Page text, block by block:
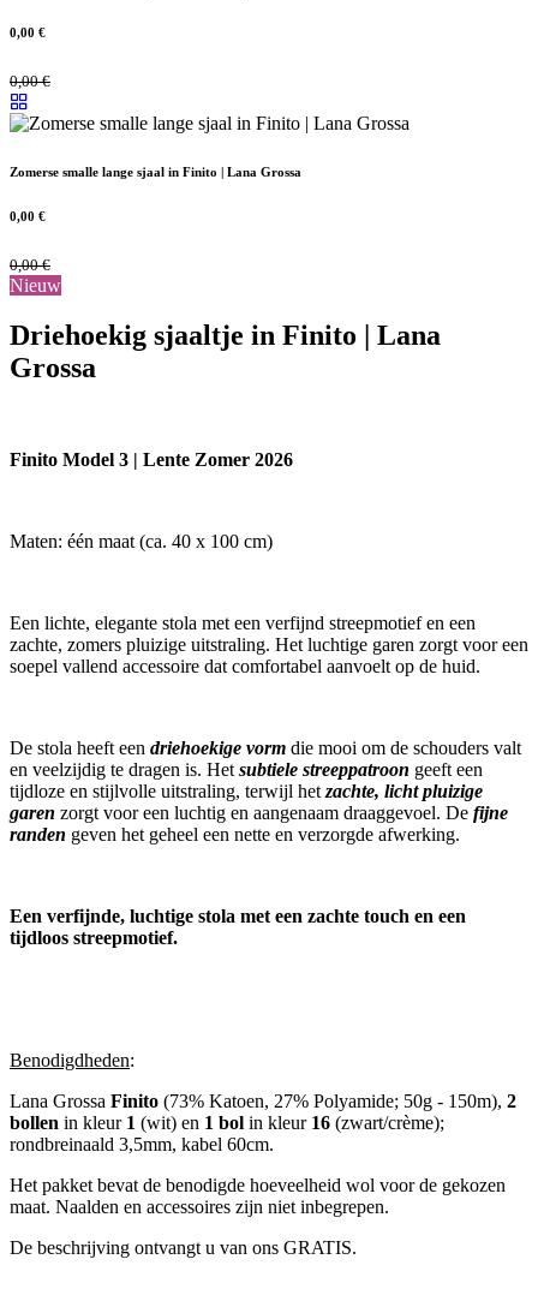
0,00 €
0,00€
Zomerse smalle lange sjaal in Finito | Lana Grossa
0,00 €
0,00€
Nieuw
Driehoekig sjaaltje in Finito | Lana
Grossa
Finito Model 3 | Lente Zomer 2026
Maten: één maat (ca. 40 x 100 cm)
Een lichte, elegante stola met een verfijnd streepmotief en een
zachte, zomers pluizige uitstraling. Het luchtige garen zorgt voor een
soepel vallend accessoire dat comfortabel aanvoelt op de huid.
De stola heeft een driehoekige vorm die mooi om de schouders valt
en veelzijdig te dragen is. Het subtiele streeppatroon geeft een
tijdloze en stijlvolle uitstraling, terwijl het zachte, licht pluizige
garen zorgt voor een luchtig en aangenaam draaggevoel. De fijne
randen geven het geheel een nette en verzorgde afwerking.
Een verfijnde, luchtige stola met een zachte touch en een
tijdloos streepmotief.
Benodigdheden:
Lana Grossa Finito (73% Katoen, 27% Polyamide; 50g - 150m), 2
bollen in kleur 1 (wit) en 1 bol in kleur 16 (zwart/crème);
rondbreinaald 3,5mm, kabel 60cm.
Het pakket bevat de benodigde hoeveelheid wol voor de gekozen
maat. Naalden en accessoires zijn niet inbegrepen.
De beschrijving ontvangt u van ons GRATIS.